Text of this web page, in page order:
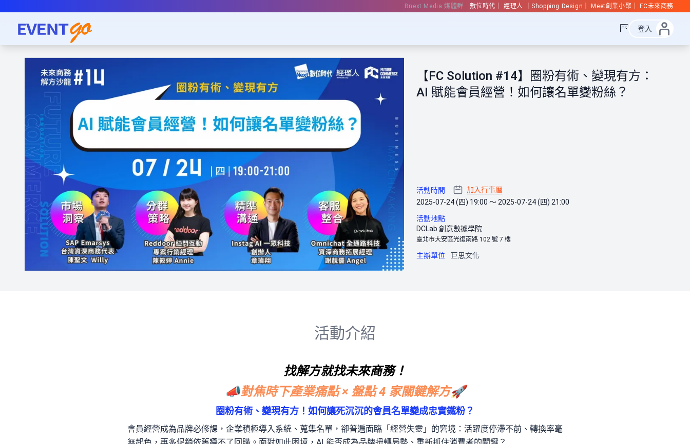
Bnext Media 媒體群 數位時代 經理人 Shopping Design Meet創業小聚 FC未來商務
 登入
【FC Solution #14】圈粉有術、變現有方：
AI 賦能會員經營！如何讓名單變粉絲？
活動時間
加入行事曆
2025-07-24 (四) 19:00 ～ 2025-07-24 (四) 21:00
活動地點
DCLab 創意數據學院
臺北市大安區光復南路 102 號 7 樓
主辦單位 巨思文化
活動介紹
找解方就找未來商務！
📣對焦時下產業痛點 × 盤點 4 家關鍵解方🚀
圈粉有術、變現有方！如何讓死沉沉的會員名單變成忠實鐵粉？
會員經營成為品牌必修課，企業積極導入系統、蒐集名單，卻普遍面臨「經營失靈」的窘境：活躍度停滯不前、轉換率毫